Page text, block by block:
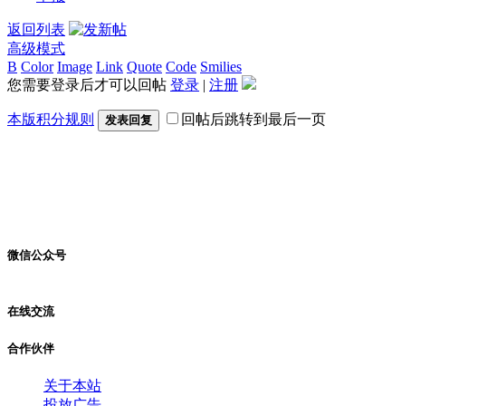
返回列表
高级模式
B Color Image Link Quote Code Smilies
您需要登录后才可以回帖 登录 | 注册
本版积分规则 发表回复 回帖后跳转到最后一页
微信公众号
在线交流
合作伙伴
关于本站